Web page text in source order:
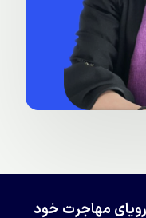
رویای مهاجرت خود